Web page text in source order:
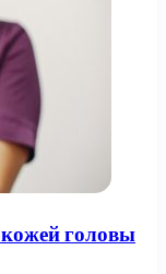
головы